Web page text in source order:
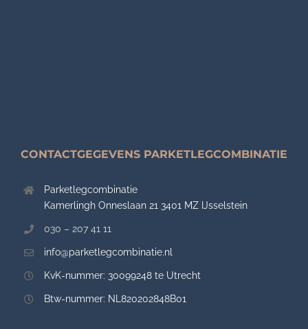
CONTACTGEGEVENS PARKETLEGCOMBINATIE
Parketlegcombinatie
Kamerlingh Onneslaan 21 3401 MZ IJsselstein
030 – 207 41 11
info@parketlegcombinatie.nl
KvK-nummer: 30099248 te Utrecht
Btw-nummer: NL820202848B01